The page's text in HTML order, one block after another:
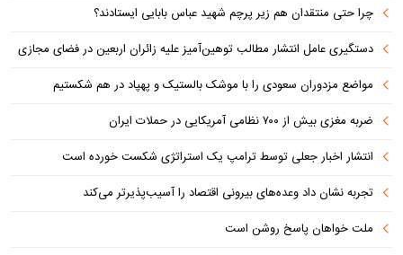
چرا حتی منتقدان هم زیر پرچم شهید عباس بابایی ایستادند؟
دستگیری عامل انتشار مطالب توهین‌آمیز علیه زائران اربعین در فضای مجازی
مواضع مزدوران سعودی را با موشک بالستیک و پهپاد در هم شکستیم
ضربه مغزی بیش از ۷۰۰ نظامی آمریکایی در حملات ایران
انتشار اخبار جعلی توسط ترامپ یک استراتژی شکست خورده است
تجربه نشان داد وعده‌های بیرونی اقتصاد را آسیب‌پذیرتر می‌کند
ملت خواهان پاسخ روشن است